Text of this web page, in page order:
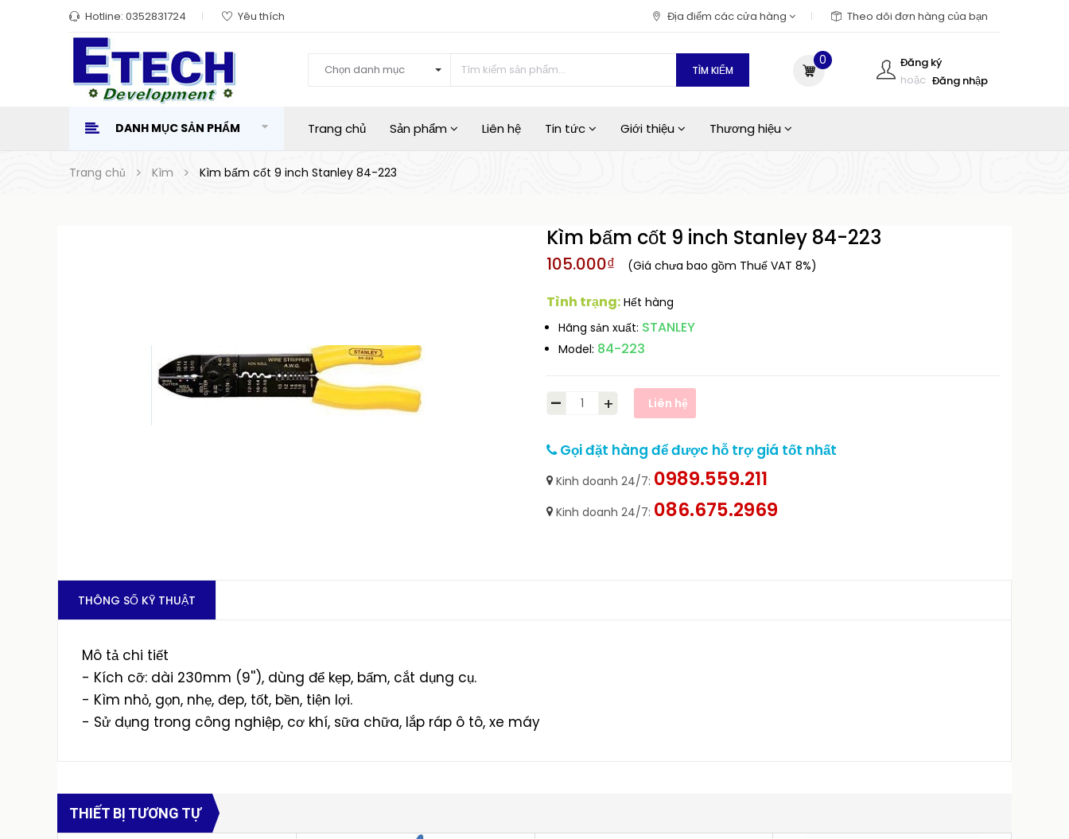
Hotline: 0352831724 Yêu thích Địa điểm các cửa hàng Theo dõi đơn hàng của bạn
Chọn danh mục TÌM KIẾM
Đăng ký
hoặc Đăng nhập
0
DANH MỤC SẢN PHẨM Trang chủ Sản phẩm Liên hệ Tin tức Giới thiệu Thương hiệu
Trang chủ Kìm Kìm bấm cốt 9 inch Stanley 84-223
Kìm bấm cốt 9 inch Stanley 84-223
105.000₫ (Giá chưa bao gồm Thuế VAT 8%)
Tình trạng: Hết hàng
Hãng sản xuất: STANLEY
Model: 84-223
- + Liên hệ
Gọi đặt hàng để được hỗ trợ giá tốt nhất
Kinh doanh 24/7: 0989.559.211
Kinh doanh 24/7: 086.675.2969
THÔNG SỐ KỸ THUẬT
Mô tả chi tiết
- Kích cỡ: dài 230mm (9''), dùng để kẹp, bấm, cắt dụng cụ.
- Kìm nhỏ, gọn, nhẹ, đep, tốt, bền, tiện lợi.
- Sử dụng trong công nghiệp, cơ khí, sữa chữa, lắp ráp ô tô, xe máy
THIẾT BỊ TƯƠNG TỰ